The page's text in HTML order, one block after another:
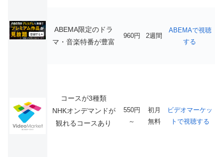
ABEMA限定のドラ
マ・音楽特番が豊富
960円 2週間
ABEMAで視聴
する
コースが3種類
NHKオンデマンドが
観れるコースあり
550円
～
初月
無料
ビデオマーケッ
トで視聴する